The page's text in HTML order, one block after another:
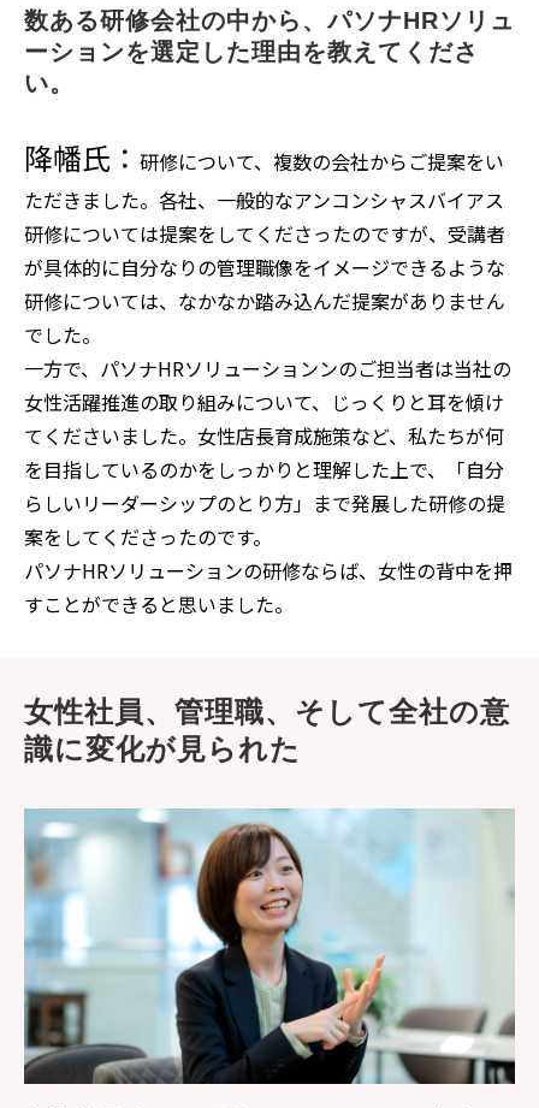
数ある研修会社の中から、パソナHRソリュ
ーションを選定した理由を教えてくださ
い。
降幡氏： 研修について、複数の会社からご提案をい
ただきました。各社、一般的なアンコンシャスバイアス
研修については提案をしてくださったのですが、受講者
が具体的に自分なりの管理職像をイメージできるような
研修については、なかなか踏み込んだ提案がありません
でした。
一方で、パソナHRソリューションンのご担当者は当社の
女性活躍推進の取り組みについて、じっくりと耳を傾け
てくださいました。女性店長育成施策など、私たちが何
を目指しているのかをしっかりと理解した上で、「自分
らしいリーダーシップのとり方」まで発展した研修の提
案をしてくださったのです。
パソナHRソリューションの研修ならば、女性の背中を押
すことができると思いました。
女性社員、管理職、そして全社の意
識に変化が見られた